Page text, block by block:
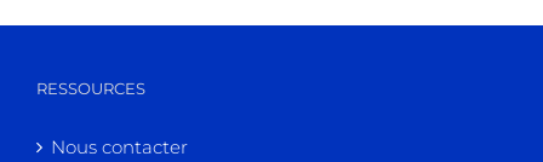
RESSOURCES
Nous contacter